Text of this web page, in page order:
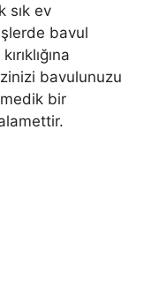
sık ev
bavul
bavulunuzu
bir